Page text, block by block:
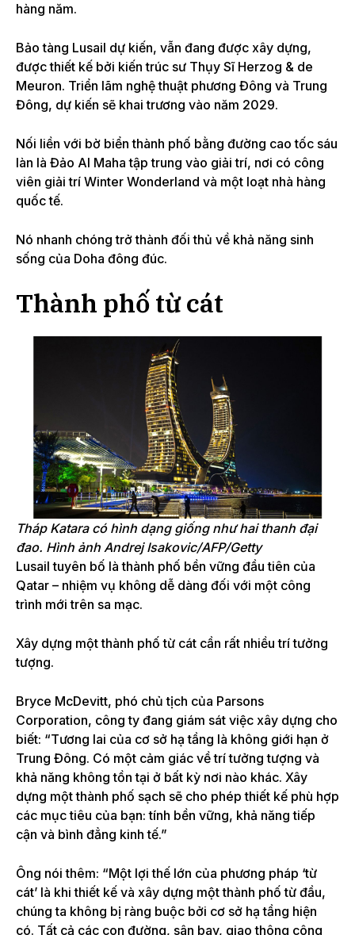
hàng năm.
Bảo tàng Lusail dự kiến, vẫn đang được xây dựng,
được thiết kế bởi kiến ​​trúc sư Thụy Sĩ Herzog & de
Meuron. Triển lãm nghệ thuật phương Đông và Trung
Đông, dự kiến ​​sẽ khai trương vào năm 2029.
Nối liền với bờ biển thành phố bằng đường cao tốc sáu
làn là Đảo Al Maha tập trung vào giải trí, nơi có công
viên giải trí Winter Wonderland và một loạt nhà hàng
quốc tế.
Nó nhanh chóng trở thành đối thủ về khả năng sinh
sống của Doha đông đúc.
Thành phố từ cát
Tháp Katara có hình dạng giống như hai thanh đại
đao. Hình ảnh Andrej Isakovic/AFP/Getty
Lusail tuyên bố là thành phố bền vững đầu tiên của
Qatar – nhiệm vụ không dễ dàng đối với một công
trình mới trên sa mạc.
Xây dựng một thành phố từ cát cần rất nhiều trí tưởng
tượng.
Bryce McDevitt, phó chủ tịch của Parsons
Corporation, công ty đang giám sát việc xây dựng cho
biết: “Tương lai của cơ sở hạ tầng là không giới hạn ở
Trung Đông. Có một cảm giác về trí tưởng tượng và
khả năng không tồn tại ở bất kỳ nơi nào khác. Xây
dựng một thành phố sạch sẽ cho phép thiết kế phù hợp
các mục tiêu của bạn: tính bền vững, khả năng tiếp
cận và bình đẳng kinh tế.”
Ông nói thêm: “Một lợi thế lớn của phương pháp ‘từ
cát’ là khi thiết kế và xây dựng một thành phố từ đầu,
chúng ta không bị ràng buộc bởi cơ sở hạ tầng hiện
có. Tất cả các con đường, sân bay, giao thông công